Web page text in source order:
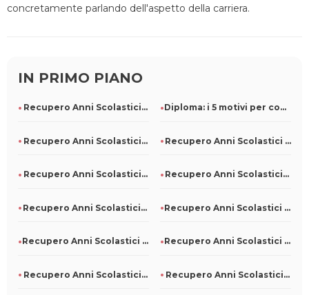
concretamente parlando dell'aspetto della carriera.
IN PRIMO PIANO
Recupero Anni Scolastici Persi A Napoli Diploma: i 5 motivi per conseguirlo, anche in ritardo
Recupero Anni Scolastici Persi A Noli Recupero Anni Scolastici Persi A Pompeiana
Recupero Anni Scolastici Persi A Ponna Recupero Anni Scolastici Persi A Dubino
Recupero Anni Scolastici Persi A Sanzeno Recupero Anni Scolastici Persi A Civitanova Del Sannio
Recupero Anni Scolastici Persi A Mezzane Di Sotto Recupero Anni Scolastici Persi A San Martino Sannita
Recupero Anni Scolastici Persi A Nuoro Recupero Anni Scolastici Persi A Oliveri